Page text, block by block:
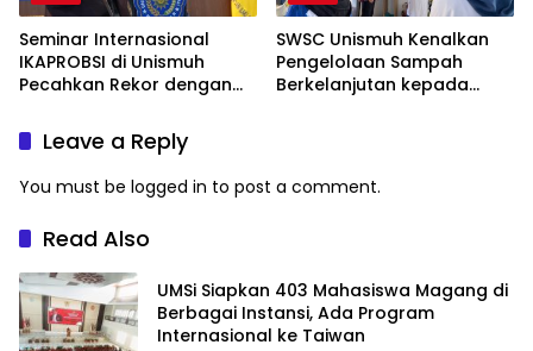
Seminar Internasional
IKAPROBSI di Unismuh
Pecahkan Rekor dengan
SWSC Unismuh Kenalkan
Pengelolaan Sampah
Berkelanjutan kepada
Leave a Reply
You must be logged in to post a comment.
Read Also
UMSi Siapkan 403 Mahasiswa Magang di
Berbagai Instansi, Ada Program
Internasional ke Taiwan